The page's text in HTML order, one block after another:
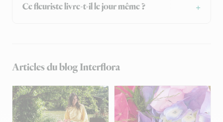
Ce fleuriste livre-t-il le jour même ?
Articles du blog Interflora